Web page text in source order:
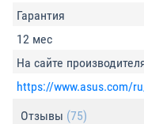
Гарантия
12 мес
На сайте
https://www.asus.com/
Отзывы (75)